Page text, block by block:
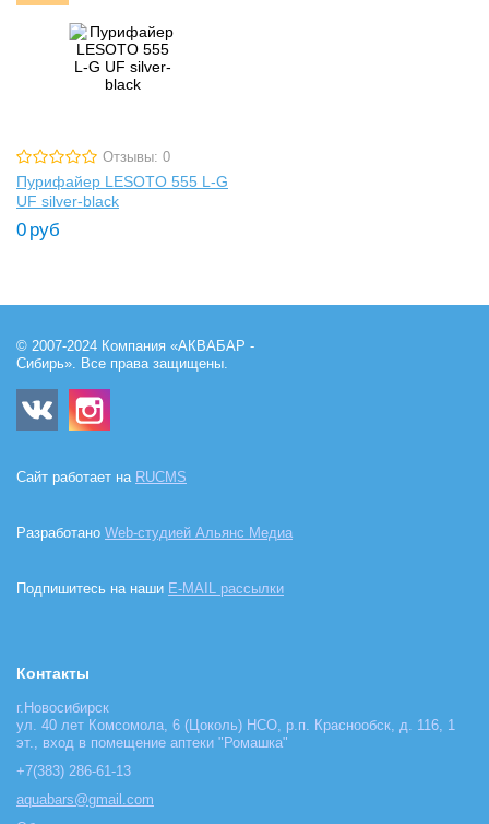
Отзывы: 0
Пурифайер LESOTO 555 L-G
UF silver-black
0 руб
© 2007-2024 Компания «АКВАБАР -
Сибирь». Все права защищены.
Сайт работает на RUCMS
Разработано Web-студией Альянс Медиа
Подпишитесь на наши E-MAIL рассылки
Контакты
г.Новосибирск
ул. 40 лет Комсомола, 6 (Цоколь) НСО, р.п. Краснообск, д. 116, 1
эт., вход в помещение аптеки "Ромашка"
+7(383) 286-61-13
aquabars@gmail.com